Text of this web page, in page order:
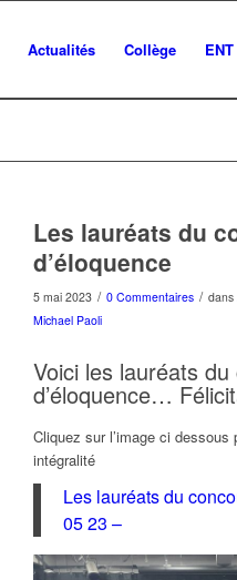
Actualités Collège
Les lauréats du
d’éloquence
5 mai 2023 / 0 Commentaires / dans
Michael Paoli
Voici les lauréats
d’éloquence…
Cliquez sur l’image ci dessous
intégralité
Les lauréats du
05 23 –